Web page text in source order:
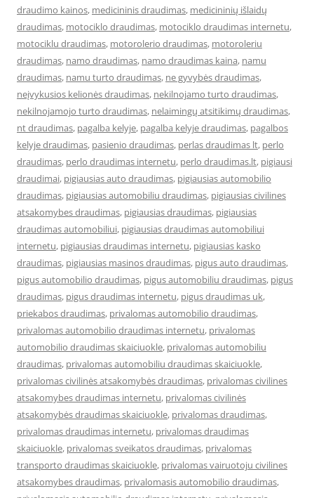
draudimo kainos, medicininis draudimas, medicininių išlaidų
draudimas, motociklo draudimas, motociklo draudimas internetu,
motociklu draudimas, motorolerio draudimas, motoroleriu
draudimas, namo draudimas, namo draudimas kaina, namu
draudimas, namu turto draudimas, ne gyvybės draudimas,
neįvykusios kelionės draudimas, nekilnojamo turto draudimas,
nekilnojamojo turto draudimas, nelaimingų atsitikimų draudimas,
nt draudimas, pagalba kelyje, pagalba kelyje draudimas, pagalbos
kelyje draudimas, pasienio draudimas, perlas draudimas lt, perlo
draudimas, perlo draudimas internetu, perlo draudimas.lt, pigiausi
draudimai, pigiausias auto draudimas, pigiausias automobilio
draudimas, pigiausias automobiliu draudimas, pigiausias civilines
atsakomybes draudimas, pigiausias draudimas, pigiausias
draudimas automobiliui, pigiausias draudimas automobiliui
internetu, pigiausias draudimas internetu, pigiausias kasko
draudimas, pigiausias masinos draudimas, pigus auto draudimas,
pigus automobilio draudimas, pigus automobiliu draudimas, pigus
draudimas, pigus draudimas internetu, pigus draudimas uk,
priekabos draudimas, privalomas automobilio draudimas,
privalomas automobilio draudimas internetu, privalomas
automobilio draudimas skaiciuokle, privalomas automobiliu
draudimas, privalomas automobiliu draudimas skaiciuokle,
privalomas civilinės atsakomybės draudimas, privalomas civilines
atsakomybes draudimas internetu, privalomas civilinės
atsakomybės draudimas skaiciuokle, privalomas draudimas,
privalomas draudimas internetu, privalomas draudimas
skaiciuokle, privalomas sveikatos draudimas, privalomas
transporto draudimas skaiciuokle, privalomas vairuotoju civilines
atsakomybes draudimas, privalomasis automobilio draudimas,